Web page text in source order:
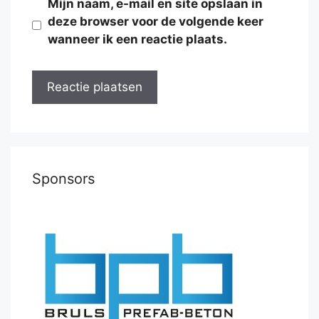
Mijn naam, e-mail en site opslaan in
deze browser voor de volgende keer
wanneer ik een reactie plaats.
Sponsors